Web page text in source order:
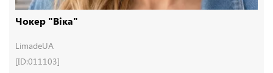
Чокер "Віка"
LimadeUA
[ID:011103]